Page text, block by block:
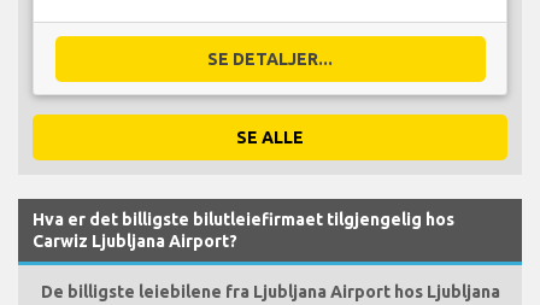
SE DETALJER...
SE ALLE
Hva er det billigste bilutleiefirmaet tilgjengelig hos
Carwiz Ljubljana Airport?
De billigste leiebilene fra Ljubljana Airport hos Ljubljana